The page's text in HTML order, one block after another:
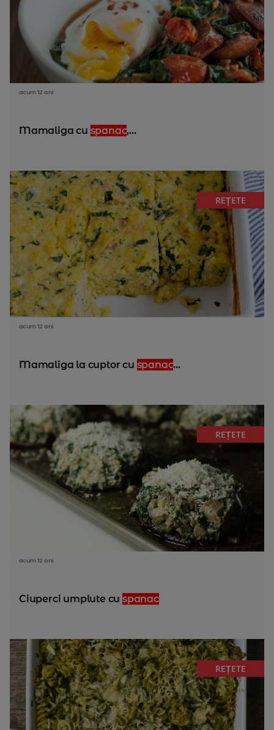
acum 12 ani
Mamaliga cu spanac,...
REȚETE
acum 12 ani
Mamaliga la cuptor cu spanac...
REȚETE
acum 12 ani
Ciuperci umplute cuspanac
REȚETE